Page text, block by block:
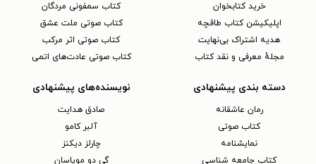
خرید کتابخوان
اپلیکیشن کتاب طاقچه
هدیه اشتراک بی‌نهایت
مجلهٔ معرفی و نقد کتاب
کتاب سمفونی مردگان
کتاب صوتی ملت عشق
کتاب صوتی اثر مرکب
کتاب صوتی عادت‌های اتمی
دسته بندی پیشنهادی
رمان عاشقانه
کتاب‌ صوتی
نمایشنامه
کتاب جامعه شناسی
نویسنده‌های پیشنهادی
صادق هدایت
آلبر کامو
چارلز دیکنز
گی دو موپاسان